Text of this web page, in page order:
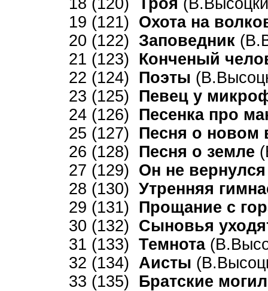
18 (120) Троя
19 (121) Охота на
20 (122) Заповедник
21 (123) Конченый
22 (124) Поэты
23 (125) Певец у
24 (126) Песенка про
25 (127) Песня о новом
26 (128) Песня о земле
27 (129) Он не
28 (130) Утренняя
29 (131) Прощание с
30 (132) Сыновья
31 (133) Темнота
32 (134) Аисты
33 (135) Братские